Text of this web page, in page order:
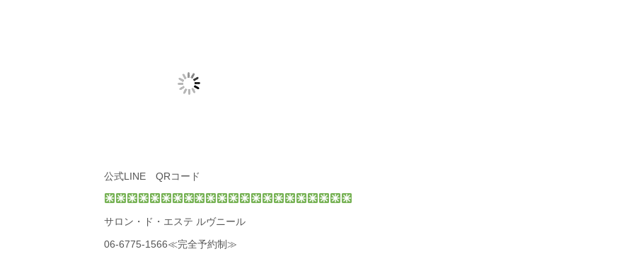
公式LINE QRコード
サロン・ド・エステ ルヴニール
06-6775-1566≪完全予約制≫